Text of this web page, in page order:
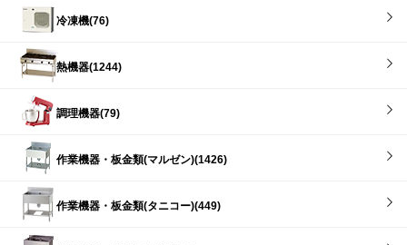
冷凍機(76)
熱機器(1244)
調理機器(79)
作業機器・板金類(マルゼン)(1426)
作業機器・板金類(タニコー)(449)